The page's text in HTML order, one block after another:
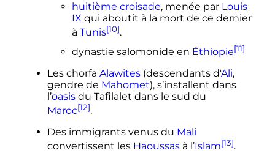
huitième croisade, menée par Louis
IX qui aboutit à la mort de ce dernier
à Tunis[10].
dynastie salomonide en Éthiopie[11]
Les chorfa Alawites(descendants d'Ali,
gendre de Mahomet), s’installent dans
l’oasisdu Tafilalet dans le sud du
Maroc[12].
Des immigrants venus du Mali
convertissent les Haoussasà l’Islam[13].